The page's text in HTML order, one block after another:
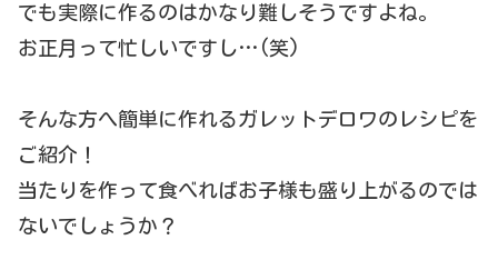
でも実際に作るのはかなり難しそうですよね。
お正月って忙しいですし…(笑)
そんな方へ簡単に作れるガレットデロワのレシピを
ご紹介！
当たりを作って食べればお子様も盛り上がるのでは
ないでしょうか ？